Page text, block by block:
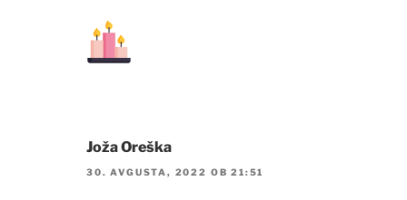
Joža Oreška
30. AVGUSTA, 2022 OB 21:51